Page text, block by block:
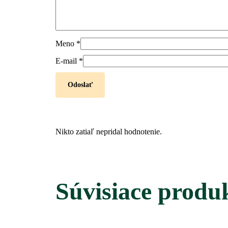
Meno *
E-mail *
Nikto zatiaľ nepridal hodnotenie.
Súvisiace